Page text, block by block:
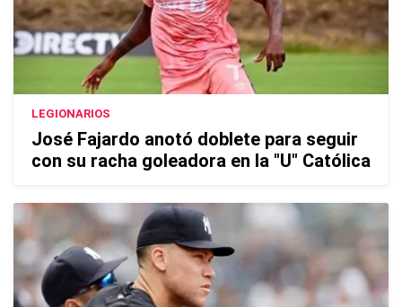
LEGIONARIOS
José Fajardo anotó doblete para seguir
con su racha goleadora en la "U" Católica